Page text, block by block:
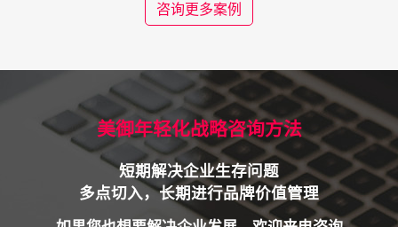
咨询更多案例
美御年轻化战略咨询方法
短期解决企业生存问题
多点切入，长期进行品牌价值管理